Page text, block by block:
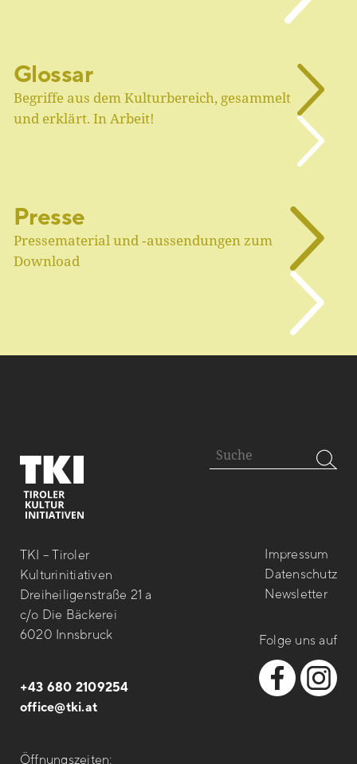
Glossar
Begriffe aus dem Kulturbereich, gesammelt
und erklärt. In Arbeit!
Presse
Pressematerial und ‑aussendungen zum
Download
TKI – Tiroler
Kulturinitiativen
Dreiheiligenstraße 21 a
c/o Die Bäckerei
6020 Innsbruck
+43 680 2109254
office@tki.at
Öffnungszeiten:
Impressum
Datenschutz
Newsletter
Folge uns auf